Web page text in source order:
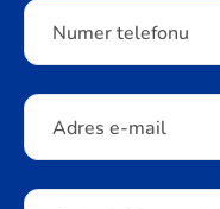
Numer telefonu
Adres e-mail